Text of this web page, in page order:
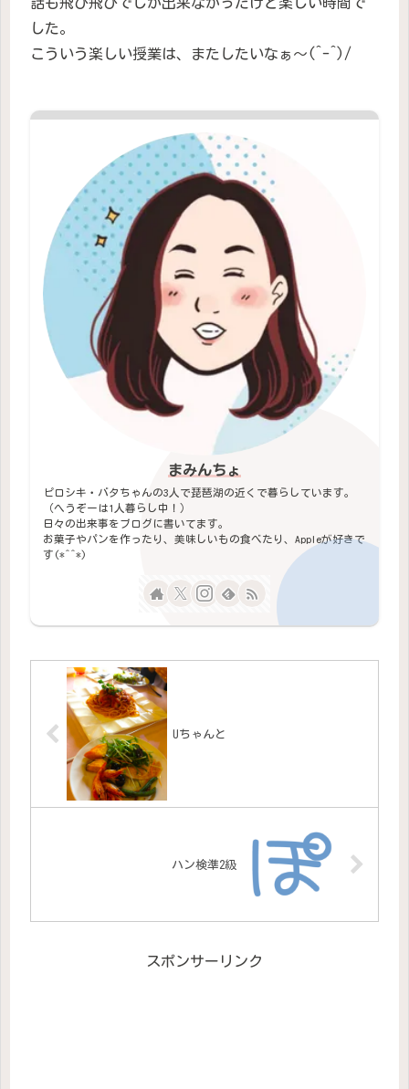
した。
こういう楽しい授業は、またしたいなぁ〜(^-^)/
まみんちょ
ピロシキ・バタちゃんの3人で琵琶湖の近くで暮らしています。
（へうぞーは1人暮らし中！）
日々の出来事をブログに書いてます。
お菓子やパンを作ったり、美味しいもの食べたり、Appleが好きで
す(*^^*)
Uちゃんと
ハン検準2級
スポンサーリンク